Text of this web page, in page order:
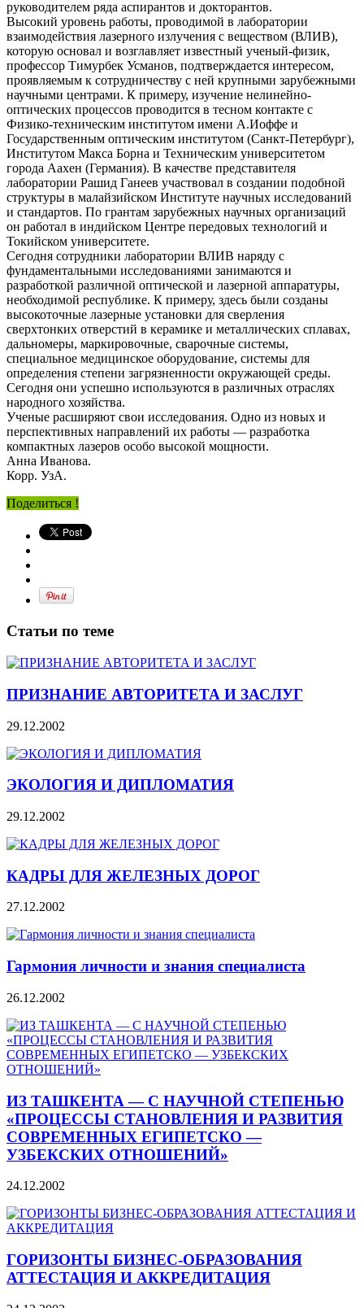
руководителем ряда аспирантов и докторантов.
Высокий уровень работы, проводимой в лаборатории
взаимодействия лазерного излучения с веществом (ВЛИВ),
которую основал и возглавляет известный ученый-физик,
профессор Тимурбек Усманов, подтверждается интересом,
проявляемым к сотрудничеству с ней крупными зарубежными
научными центрами. К примеру, изучение нелинейно-
оптических процессов проводится в тесном контакте с
Физико-техническим институтом имени А.Иоффе и
Государственным оптическим институтом (Санкт-Петербург),
Институтом Макса Борна и Техническим университетом
города Аахен (Германия). В качестве представителя
лаборатории Рашид Ганеев участвовал в создании подобной
структуры в малайзийском Институте научных исследований
и стандартов. По грантам зарубежных научных организаций
он работал в индийском Центре передовых технологий и
Токийском университете.
Сегодня сотрудники лаборатории ВЛИВ наряду с
фундаментальными исследованиями занимаются и
разработкой различной оптической и лазерной аппаратуры,
необходимой республике. К примеру, здесь были созданы
высокоточные лазерные установки для сверления
сверхтонких отверстий в керамике и металлических сплавах,
дальномеры, маркировочные, сварочные системы,
специальное медицинское оборудование, системы для
определения степени загрязненности окружающей среды.
Сегодня они успешно используются в различных отраслях
народного хозяйства.
Ученые расширяют свои исследования. Одно из новых и
перспективных направлений их работы — разработка
компактных лазеров особо высокой мощности.
Анна Иванова.
Корр. УзА.
Поделиться !
Статьи по теме
ПРИЗНАНИЕ АВТОРИТЕТА И ЗАСЛУГ
29.12.2002
ЭКОЛОГИЯ И ДИПЛОМАТИЯ
29.12.2002
КАДРЫ ДЛЯ ЖЕЛЕЗНЫХ ДОРОГ
27.12.2002
Гармония личности и знания специалиста
26.12.2002
ИЗ ТАШКЕНТА — С НАУЧНОЙ СТЕПЕНЬЮ
«ПРОЦЕССЫ СТАНОВЛЕНИЯ И РАЗВИТИЯ
СОВРЕМЕННЫХ ЕГИПЕТСКО —
УЗБЕКСКИХ ОТНОШЕНИЙ»
24.12.2002
ГОРИЗОНТЫ БИЗНЕС-ОБРАЗОВАНИЯ
АТТЕСТАЦИЯ И АККРЕДИТАЦИЯ